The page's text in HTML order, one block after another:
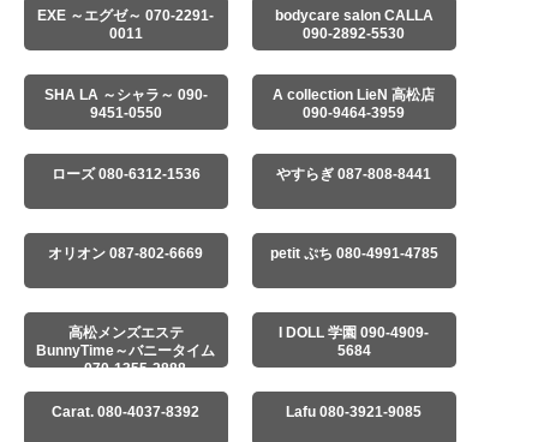
EXE ～エグゼ～ 070-2291-
0011
bodycare salon CALLA
090-2892-5530
SHA LA ～シャラ～ 090-
9451-0550
A collection LieN 高松店
090-9464-3959
ローズ 080-6312-1536 やすらぎ 087-808-8441
オリオン 087-802-6669 petit ぷち 080-4991-4785
高松メンズエステ
BunnyTime～バニータイム
～ 070-1355-2888
I DOLL 学園 090-4909-
5684
Carat. 080-4037-8392 Lafu 080-3921-9085